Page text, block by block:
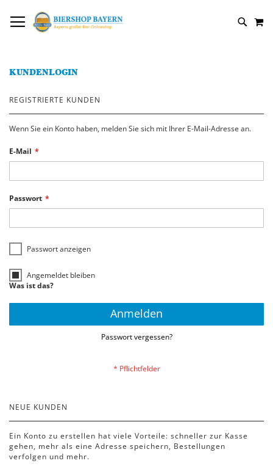
ZUM
INHALT
KUNDENLOGIN
REGISTRIERTE KUNDEN
Wenn Sie ein Konto haben, melden Sie sich mit Ihrer E-Mail-Adresse an.
E-Mail
Passwort
Passwort anzeigen
Angemeldet bleiben
Was ist das?
Anmelden
Passwort vergessen?
NEUE KUNDEN
Ein Konto zu erstellen hat viele Vorteile: schneller zur Kasse
gehen, mehr als eine Adresse speichern, Bestellungen
verfolgen und mehr.